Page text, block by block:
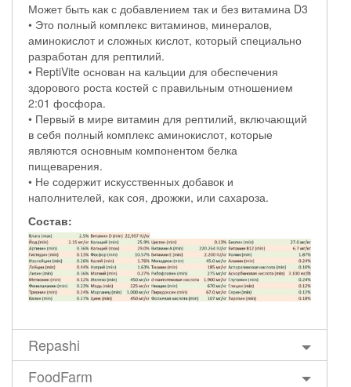
Может быть как с добавлением так и без витамина D3
• Это полный комплекс витаминов, минералов,
аминокислот и сложных кислот, который специально
разработан для рептилий.
• ReptiVite основан на кальции для обеспечения
здорового роста костей с правильным отношением
2:01 фосфора.
• Первый в мире витамин для рептилий, включающий
в себя полный комплекс аминокислот, которые
являются основным компонентом белка
пищеварения.
• Не содержит искусственных добавок и
наполнителей, как соя, дрожжи, или сахароза.
Состав:
Repashi
FoodFarm